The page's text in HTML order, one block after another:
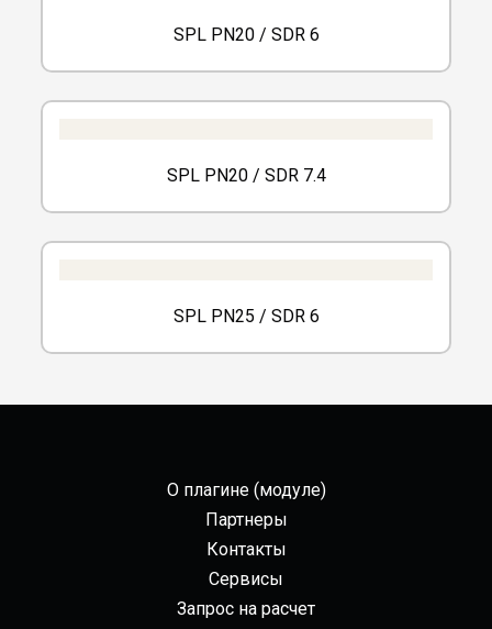
SPL PN20 / SDR 6
SPL PN20 / SDR 7.4
SPL PN25 / SDR 6
О плагине (модуле)
Партнеры
Контакты
Сервисы
Запрос на расчет